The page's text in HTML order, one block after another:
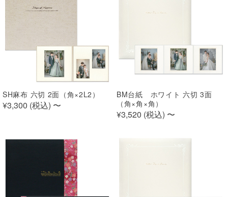
SH麻布 六切 2面（角×2L2）
¥3,300 (税込) 〜
BM台紙 ホワイト 六切 3面
（角×角×角）
¥3,520 (税込) 〜